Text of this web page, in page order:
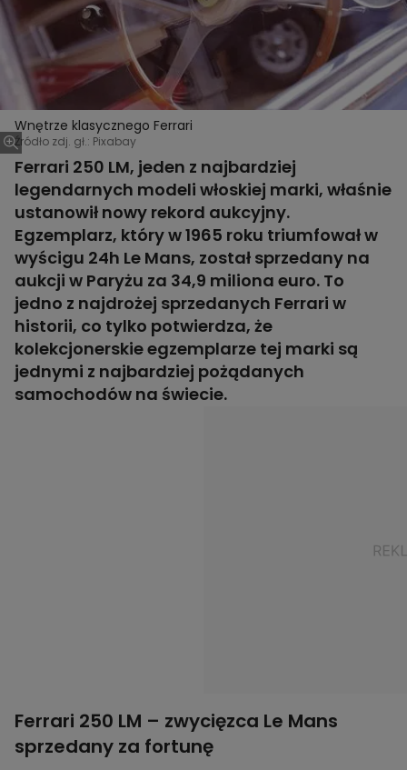
Wnętrze klasycznego Ferrari
Źródło zdj. gł.: Pixabay
Ferrari 250 LM, jeden z najbardziej
legendarnych modeli włoskiej marki, właśnie
ustanowił nowy rekord aukcyjny.
Egzemplarz, który w 1965 roku triumfował w
wyścigu 24h Le Mans, został sprzedany na
aukcji w Paryżu za 34,9 miliona euro. To
jedno z najdrożej sprzedanych Ferrari w
historii, co tylko potwierdza, że
kolekcjonerskie egzemplarze tej marki są
jednymi z najbardziej pożądanych
samochodów na świecie.
Ferrari 250 LM – zwycięzca Le Mans
sprzedany za fortunę